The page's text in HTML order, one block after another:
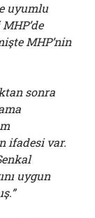
uyumlu
MHP’nin
sonra
ifadesi var.
uygun